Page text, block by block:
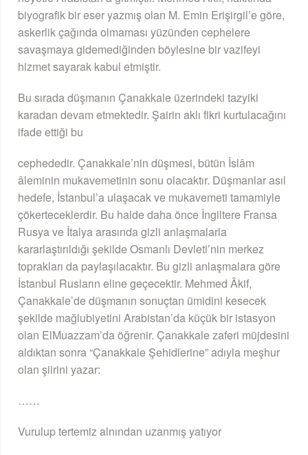
biyografik bir eser yazmış olan M. Emin Erişirgil’e göre,
askerlik çağında olmaması yüzünden cephelere
savaşmaya gidemediğinden böylesine bir vazifeyi
hizmet sayarak kabul etmiştir.
Bu sırada düşmanın Çanakkale üzerindeki tazyiki
karadan devam etmektedir. Şairin aklı fikri kurtulacağını
ifade ettiği bu
cephededir. Çanakkale’nin düşmesi, bütün İslâm
âleminin mukavemetinin sonu olacaktır. Düşmanlar asıl
hedefe, İstanbul’a ulaşacak ve mukavemeti tamamiyle
çökerteceklerdir. Bu halde daha önce İngiltere Fransa
Rusya ve İtalya arasında gizli anlaşmalarla
kararlaştırıldığı şekilde Osmanlı Devleti’nin merkez
toprakları da paylaşılacaktır. Bu gizli anlaşmalara göre
İstanbul Rusların eline geçecektir. Mehmed Âkif,
Çanakkale’de düşmanın sonuçtan ümidini kesecek
şekilde mağlubiyetini Arabistan’da küçük bir istasyon
olan ElMuazzam’da öğrenir. Çanakkale zaferi müjdesini
aldıktan sonra “Çanakkale Şehidlerine” adıyla meşhur
olan şiirini yazar:
……
Vurulup tertemiz alnından uzanmış yatıyor